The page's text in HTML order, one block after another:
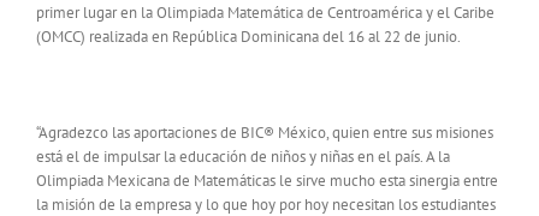
primer lugar en la Olimpiada Matemática de Centroamérica y el Caribe
(OMCC) realizada en República Dominicana del 16 al 22 de junio.
“Agradezco las aportaciones de BIC® México, quien entre sus misiones
está el de impulsar la educación de niños y niñas en el país. A la
Olimpiada Mexicana de Matemáticas le sirve mucho esta sinergia entre
la misión de la empresa y lo que hoy por hoy necesitan los estudiantes